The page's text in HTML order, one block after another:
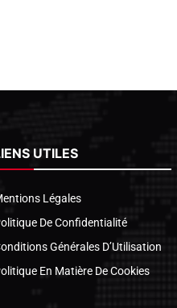
UTILES
Légales
De Confidentialité
Générales D’Utilisation
En Matière De Cookies